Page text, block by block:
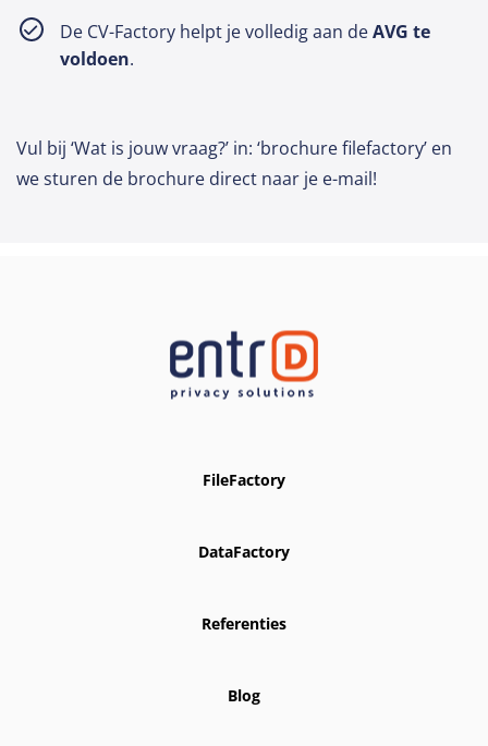
De CV-Factory helpt je volledig aan deAVG te
voldoen.
Vul bij ‘Wat is jouw vraag?’ in: ‘brochure filefactory’ en
we sturen de brochure direct naar je e-mail!
FileFactory
DataFactory
Referenties
Blog